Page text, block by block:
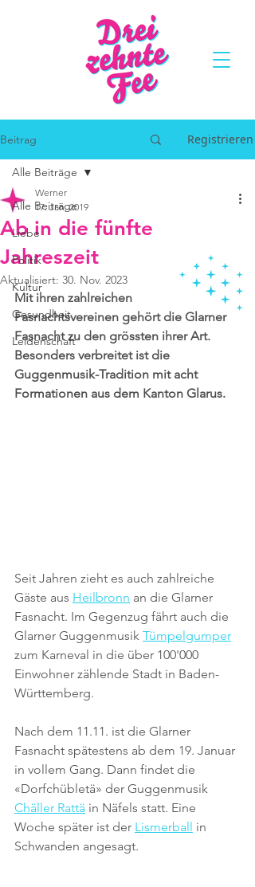
Beitrag Registrieren
Alle Beiträge
Liebe
Politik
Kultur
Gesundheit
Leidenschaft
Alle Beiträge
Ab in die fünfte
Jahreszeit
Werner
17. Jan. 2019
Aktualisiert: 30. Nov. 2023
Mit ihren zahlreichen
Fasnachtsvereinen gehört die Glarner
Fasnacht zu den grössten ihrer Art.
Besonders verbreitet ist die
Guggenmusik-Tradition mit acht
Formationen aus dem Kanton Glarus.
Seit Jahren zieht es auch zahlreiche
Gäste aus Heilbronn an die Glarner
Fasnacht. Im Gegenzug fährt auch die
Glarner Guggenmusik Tümpelgumper
zum Karneval in die über 100'000
Einwohner zählende Stadt in Baden-
Württemberg.
Nach dem 11.11. ist die Glarner
Fasnacht spätestens ab dem 19. Januar
in vollem Gang. Dann findet die
«Dorfchübletä» der Guggenmusik
Chäller Rattä in Näfels statt. Eine
Woche später ist der Lismerball in
Schwanden angesagt.